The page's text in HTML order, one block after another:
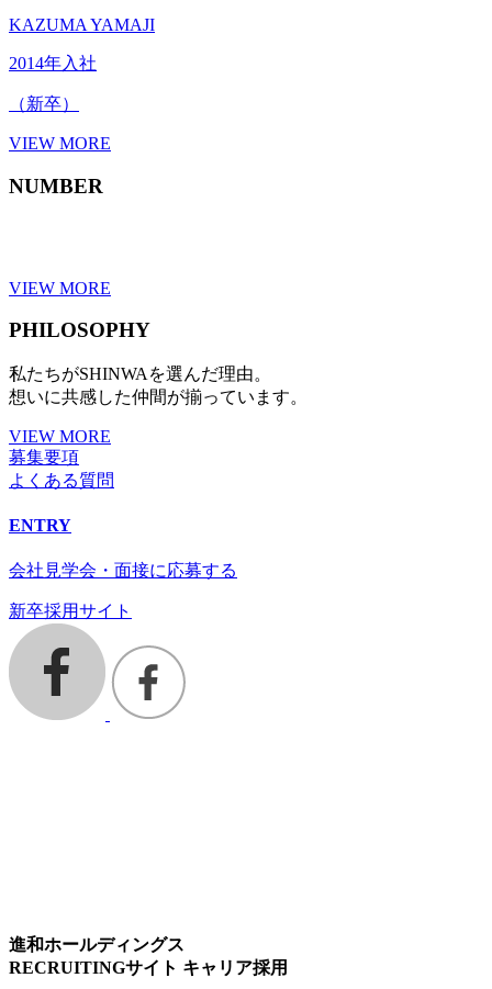
KAZUMA YAMAJI
2014年入社
（新卒）
VIEW MORE
NUMBER
VIEW MORE
PHILOSOPHY
私たちがSHINWAを選んだ理由。
想いに共感した仲間が揃っています。
VIEW MORE
募集要項
よくある質問
ENTRY
会社見学会・面接に応募する
新卒採用サイト
進和ホールディングス
RECRUITINGサイト キャリア採用